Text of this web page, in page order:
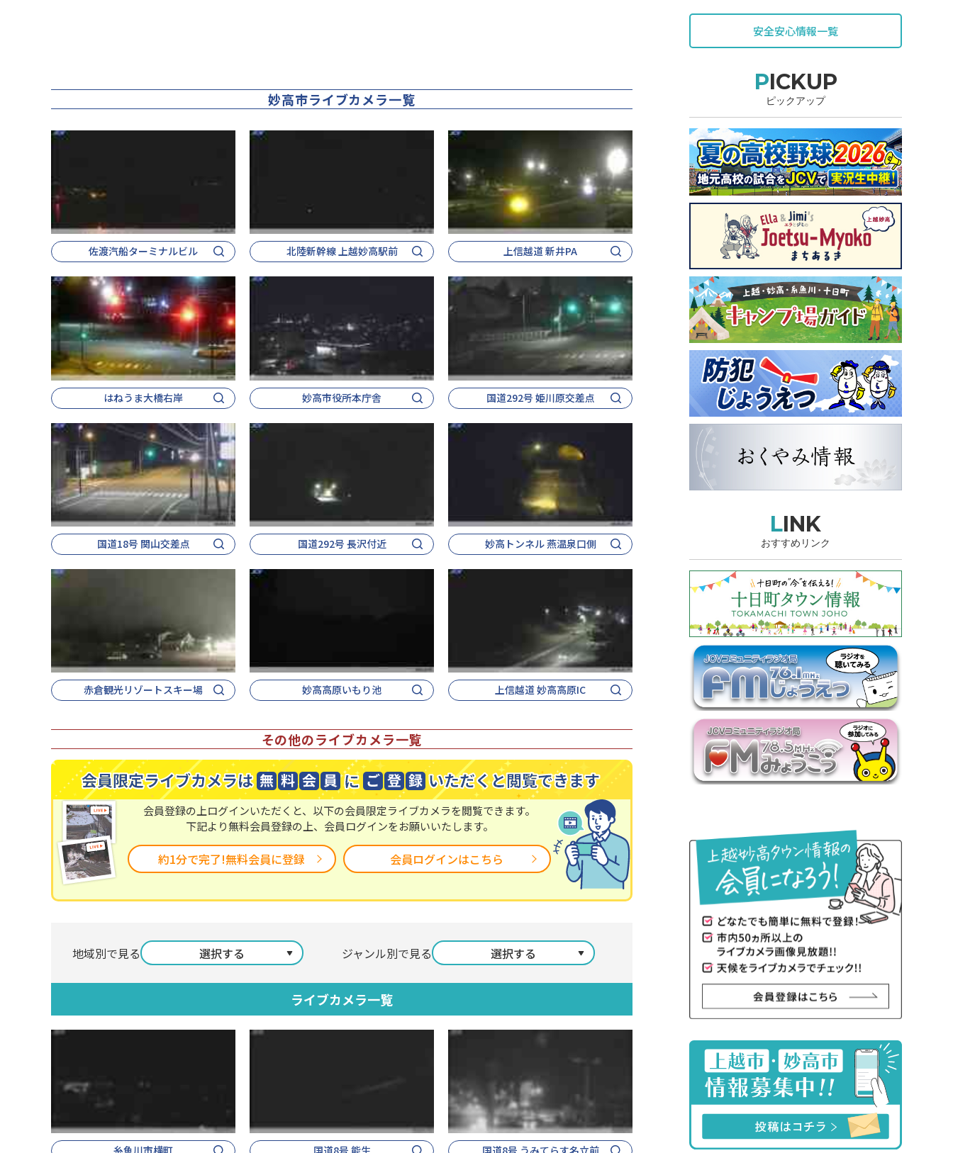
妙高市ライブカメラ一覧
佐渡汽船ターミナルビル 北陸新幹線 上越妙高駅前 上信越道 新井PA
はねうま大橋右岸 妙高市役所本庁舎 国道292号 姫川原交差点
国道18号 関山交差点 国道292号 長沢付近 妙高トンネル 燕温泉口側
赤倉観光リゾートスキー場 妙高高原いもり池 上信越道 妙高高原IC
その他のライブカメラ一覧
会員登録の上ログインいただくと、以下の会員限定ライブカメラを閲覧できます。
下記より無料会員登録の上、会員ログインをお願いいたします。
約1分で完了!無料会員に登録 会員ログインはこちら
地域別で見る 選択する ジャンル別で見る 選択する
ライブカメラ一覧
安全安心情報一覧
PICKUP
ピックアップ
LINK
おすすめリンク